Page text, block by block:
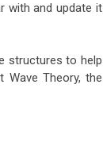
with and update it
structures to help
Theory, the